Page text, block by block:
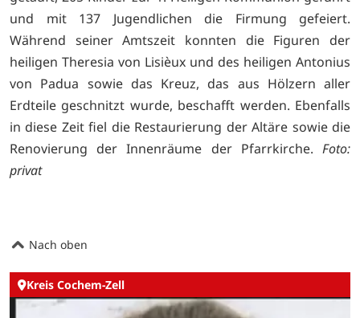
und mit 137 Jugendlichen die Firmung gefeiert.
Während seiner Amtszeit konnten die Figuren der
heiligen Theresia von Lisièux und des heiligen Antonius
von Padua sowie das Kreuz, das aus Hölzern aller
Erdteile geschnitzt wurde, beschafft werden. Ebenfalls
in diese Zeit fiel die Restaurierung der Altäre sowie die
Renovierung der Innenräume der Pfarrkirche. Foto:
privat
Nach oben
Kreis Cochem-Zell